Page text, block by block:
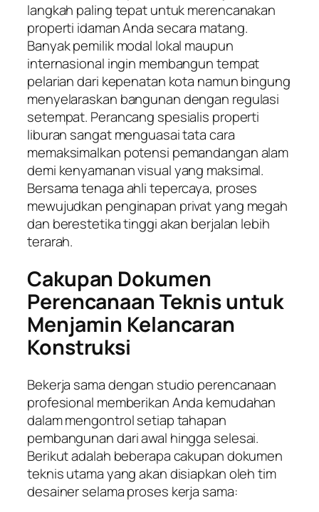
langkah paling tepat untuk merencanakan
properti idaman Anda secara matang.
Banyak pemilik modal lokal maupun
internasional ingin membangun tempat
pelarian dari kepenatan kota namun bingung
menyelaraskan bangunan dengan regulasi
setempat. Perancang spesialis properti
liburan sangat menguasai tata cara
memaksimalkan potensi pemandangan alam
demi kenyamanan visual yang maksimal.
Bersama tenaga ahli tepercaya, proses
mewujudkan penginapan privat yang megah
dan berestetika tinggi akan berjalan lebih
terarah.
Cakupan Dokumen
Perencanaan Teknis untuk
Menjamin Kelancaran
Konstruksi
Bekerja sama dengan studio perencanaan
profesional memberikan Anda kemudahan
dalam mengontrol setiap tahapan
pembangunan dari awal hingga selesai.
Berikut adalah beberapa cakupan dokumen
teknis utama yang akan disiapkan oleh tim
desainer selama proses kerja sama: